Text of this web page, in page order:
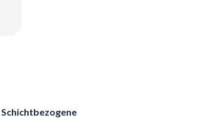
Schichtbezogene